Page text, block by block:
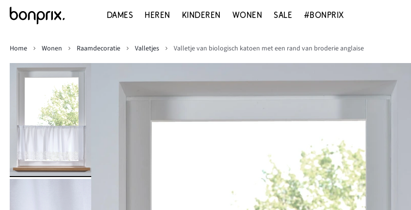
DAMES HEREN KINDEREN WONEN SALE #BONPRIX
Home
Wonen Raamdecoratie Valletjes Valletje van biologisch katoen met een rand van broderie anglaise